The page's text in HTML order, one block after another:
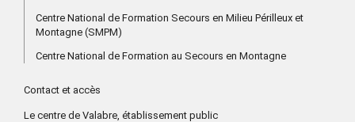
Centre National de Formation Secours en Milieu Périlleux et
Montagne (SMPM)
Centre National de Formation au Secours en Montagne
Contact et accès
Le centre de Valabre, établissement public